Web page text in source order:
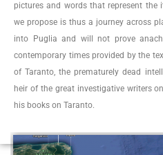
pictures and words that represent the
we propose is thus a journey across
into Puglia and will not prove
contemporary times provided by the
of Taranto, the prematurely dead
heir of the great investigative writers
his books on Taranto.